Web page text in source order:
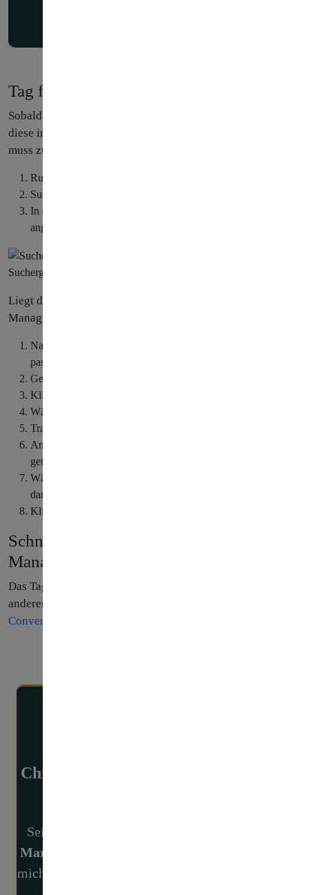
Tag für Google Analytics 4 einrichten
Sobald eine Google Analytics 4 Property erstellt ist, kann
diese im Google Tag Manager verwendet werden. Dazu
muss zunächst die Mess-ID notiert werden:
Rufen Sie die entsprechende Google Analytics 4 Property auf
Suchen Sie in der Suchleiste nach „Mess-ID“
In den Ergebnissen sollte die Mess-ID zum Kopieren
angezeigt werden
Suchergebnisse für „Mess-ID“ in Google Analytics 4
Liegt die ID parat, kann mit der Bearbeitung im Google Tag
Manager fortgefahren werden.
Navigieren Sie zum Container im Google Tag Manager der
passenden Website.
Gehen Sie zu „Tags“
Klicken Sie auf „Neu“
Wählen Sie „Google Analytics: GA4-Konfiguratuion“ aus
Tragen Sie nun Ihre Mess-ID ein
An dieser Stelle können noch individuelle Einstellungen
getätigt werden
Wählen Sie bei Trigger am besten „Alle Seitenaufrufe“ aus,
damit das Tag auf jeder Ihrer Seiten ausgespielt werden kann
Klicken Sie auf speichern
Schnittstelle zwischen Google Tag
Manager und GA4 nutzen
Das Tag ist nun konfiguriert und kann wiederum von
anderen Tags verwendet werden – zum Beispiel für das
Conversion Tracking in Google Analytics 4
Christian Jäger - Gründer Marketing
Seit 2004 beschäftige ich mich mit
Marketing
mich essentiell, weshalb ich